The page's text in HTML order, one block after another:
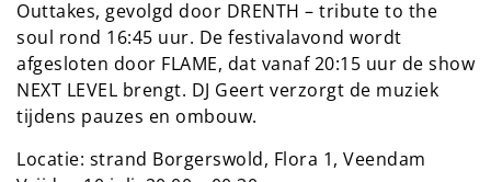
Outtakes, gevolgd door DRENTH – tribute to the
soul rond 16:45 uur. De festivalavond wordt
afgesloten door FLAME, dat vanaf 20:15 uur de show
NEXT LEVEL brengt. DJ Geert verzorgt de muziek
tijdens pauzes en ombouw.
Locatie: strand Borgerswold, Flora 1, Veendam